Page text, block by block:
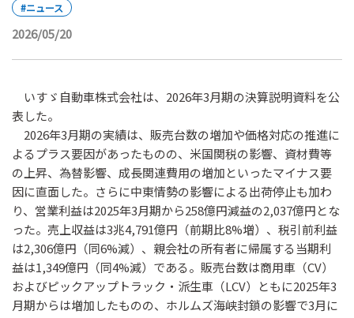
#ニュース
2026/05/20
いすゞ自動車株式会社は、2026年3月期の決算説明資料を公
表した。
2026年3月期の実績は、販売台数の増加や価格対応の推進に
よるプラス要因があったものの、米国関税の影響、資材費等
の上昇、為替影響、成長関連費用の増加といったマイナス要
因に直面した。さらに中東情勢の影響による出荷停止も加わ
り、営業利益は2025年3月期から258億円減益の2,037億円とな
った。売上収益は3兆4,791億円（前期比8%増）、税引前利益
は2,306億円（同6%減）、親会社の所有者に帰属する当期利
益は1,349億円（同4%減）である。販売台数は商用車（CV）
およびピックアップトラック・派生車（LCV）ともに2025年3
月期からは増加したものの、ホルムズ海峡封鎖の影響で3月に